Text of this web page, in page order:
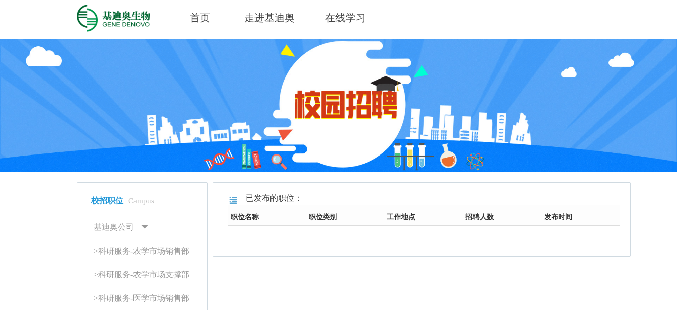
首页 走进基迪奥 在线学习
校招职位 Campus
基迪奥公司
>科研服务-农学市场销售部
>科研服务-农学市场支撑部
>科研服务-医学市场销售部
已发布的职位：
职位名称 职位类别 工作地点 招聘人数 发布时间